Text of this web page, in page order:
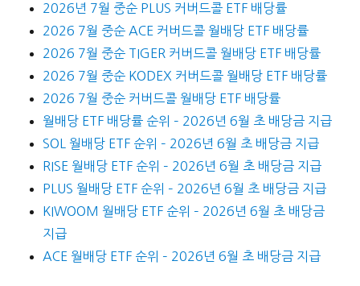
2026년 7월 중순 PLUS 커버드콜 ETF 배당률
2026 7월 중순 ACE 커버드콜 월배당 ETF 배당률
2026 7월 중순 TIGER 커버드콜 월배당 ETF 배당률
2026 7월 중순 KODEX 커버드콜 월배당 ETF 배당률
2026 7월 중순 커버드콜 월배당 ETF 배당률
월배당 ETF 배당률 순위 – 2026년 6월 초 배당금 지급
SOL 월배당 ETF 순위 – 2026년 6월 초 배당금 지급
RISE 월배당 ETF 순위 – 2026년 6월 초 배당금 지급
PLUS 월배당 ETF 순위 – 2026년 6월 초 배당금 지급
KIWOOM 월배당 ETF 순위 – 2026년 6월 초 배당금
지급
ACE 월배당 ETF 순위 – 2026년 6월 초 배당금 지급